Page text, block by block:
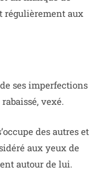
régulièrement aux
ses imperfections
vexé.
des autres et
aux yeux de
autour de lui.